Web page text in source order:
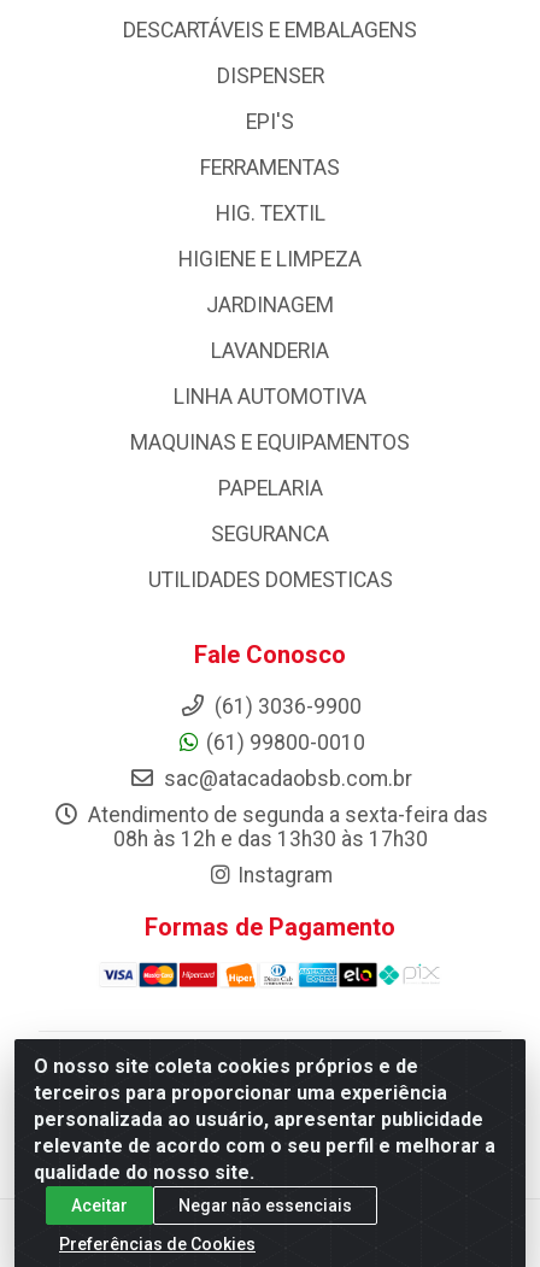
O nosso site coleta cookies próprios e de
terceiros para proporcionar uma experiência
personalizada ao usuário, apresentar publicidade
relevante de acordo com o seu perfil e melhorar a
qualidade do nosso site.
Aceitar
Negar não essenciais
Preferências de Cookies
DESCARTÁVEIS E EMBALAGENS
DISPENSER
EPI'S
FERRAMENTAS
HIG. TEXTIL
HIGIENE E LIMPEZA
JARDINAGEM
LAVANDERIA
LINHA AUTOMOTIVA
MAQUINAS E EQUIPAMENTOS
PAPELARIA
SEGURANCA
UTILIDADES DOMESTICAS
Fale Conosco
(61) 3036-9900
(61) 99800-0010
sac@atacadaobsb.com.br
Atendimento de segunda a sexta-feira das
08h às 12h e das 13h30 às 17h30
Instagram
Formas de Pagamento
Atacadao da Limpeza F. Pereira Queiroz Comercio e
Distribuicao LTDA - Quadra Qi 10 Lotes 39 e, 41 - Setor
Industrial (Taguatinga), Brasília/DF - CEP 72.135-100 -
CNPJ 13.184.675/0001-80